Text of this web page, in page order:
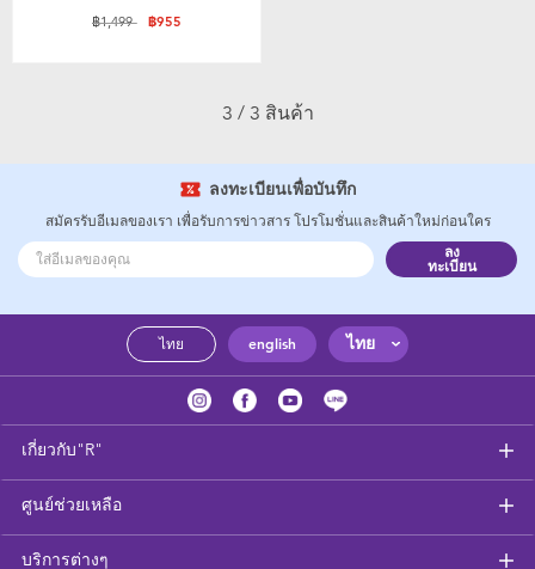
ลดราคาจาก
฿1,499ถึง฿955
3 / 3 สินค้า
ลงทะเบียนเพื่อบันทึก
สมัครรับอีเมลของเรา เพื่อรับการข่าวสาร โปรโมชั่นและสินค้าใหม่ก่อนใคร
ลง
ทะเบียน
ไทย english ไทย
เกี่ยวกับ"R"
ศูนย์ช่วยเหลือ
บริการต่างๆ